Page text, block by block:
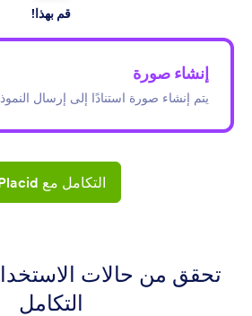
قم بهذا!
إنشاء صورة
يتم إنشاء صورة استنادًا إلى إرسال
التكامل مع Placid
تحقق من حالات
التكامل